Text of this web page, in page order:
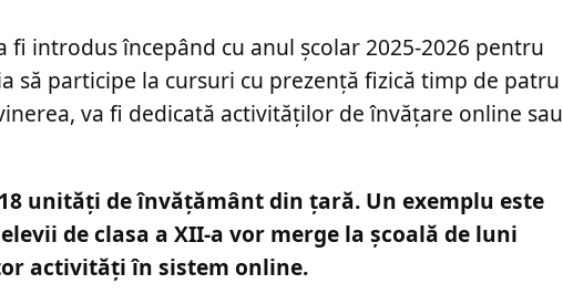
introdus începând cu anul școlar 2025-2026 pentru
să participe la cursuri cu prezență fizică timp de patru
va fi dedicată activităților de învățare online sau
unități de învățământ din țară. Un exemplu este
de clasa a XII-a vor merge la școală de luni
activități în sistem online.